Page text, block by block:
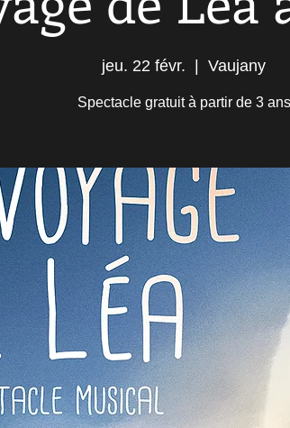
jeu. 22 févr. Vaujany
Spectacle gratuit à partir de 3 ans